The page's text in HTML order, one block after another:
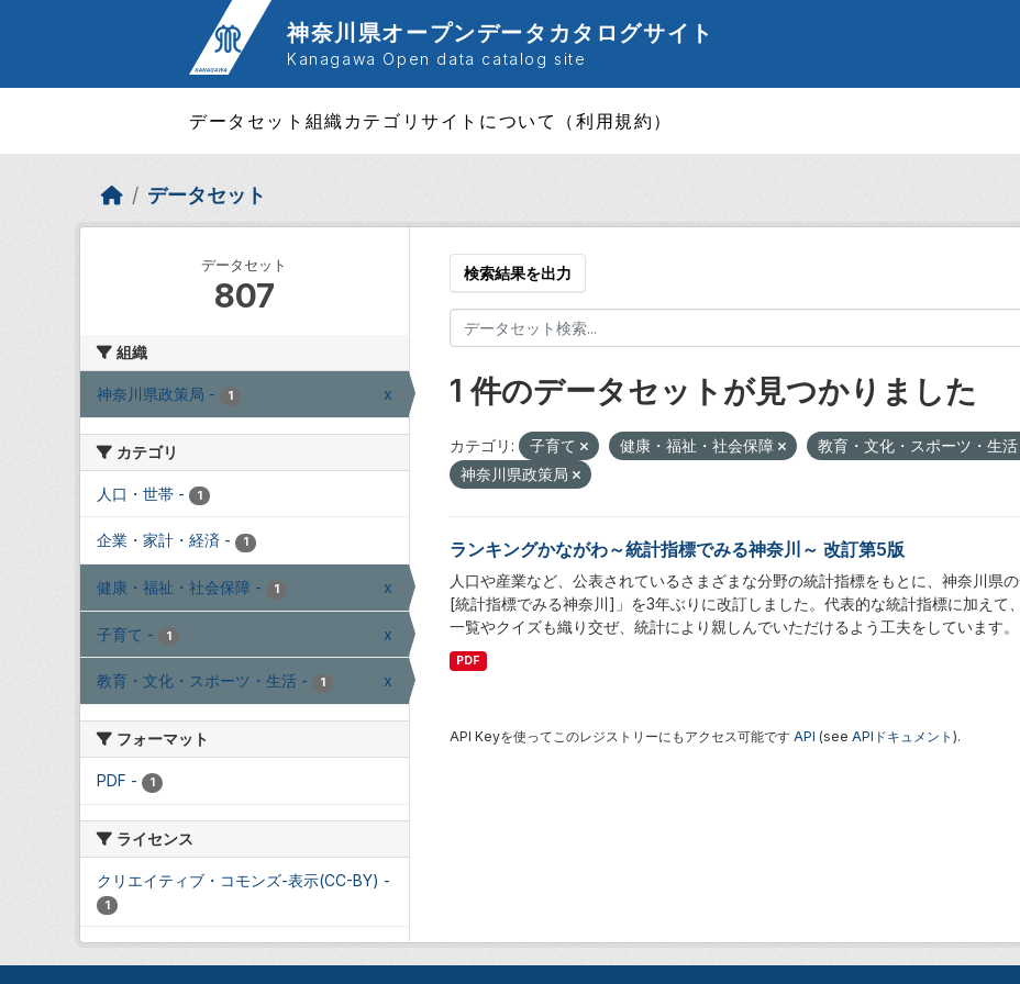
神奈川県オープンデータカタログサイト
Kanagawa Open data catalog site
データセット 組織 カテゴリサイトについて（利用規約）
データセット
データセット
807
組織
神奈川県政策局 - 1 x
カテゴリ
人口・世帯 - 1
企業・家計・経済 - 1
健康・福祉・社会保障 - 1 x
子育て - 1 x
教育・文化・スポーツ・生活 - 1 x
フォーマット
PDF - 1
ライセンス
クリエイティブ・コモンズ-表示(CC-BY) -
1
検索結果を出力
1 件のデータセットが見つかりました
カテゴリ: 子育て 健康・福祉・社会保障 教育・文化・スポーツ・生活
神奈川県政策局
ランキングかながわ～統計指標でみる神奈川～ 改訂第5版
人口や産業など、公表されているさまざまな分野の統計指標をもとに、神奈川県
[統計指標でみる神奈川]」を3年ぶりに改訂しました。代表的な統計指標に加えて
一覧やクイズも織り交ぜ、統計により親しんでいただけるよう工夫をしています。
PDF
API Keyを使ってこのレジストリーにもアクセス可能です API (see APIドキュメント ).